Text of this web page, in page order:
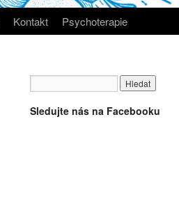
Kontakt Psychoterapie
Sledujte nás na Facebooku